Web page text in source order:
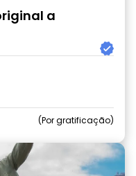
a
Por gratificação